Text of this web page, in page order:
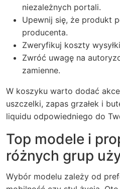
niezależnych portali.
Upewnij się, że produkt
producenta.
Zweryfikuj koszty
Zwróć uwagę na
zamienne.
W koszyku warto dodać
uszczelki, zapas grzałek i
liquidu odpowiedniego do
Top modele i
różnych grup
Wybór modelu zależy od